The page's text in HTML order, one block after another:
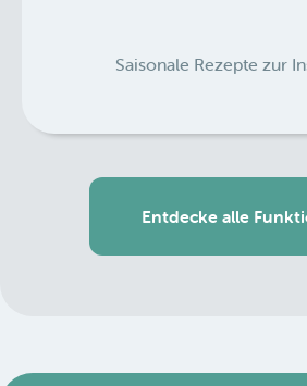
Saisonale Rezepte zur
Entdecke alle